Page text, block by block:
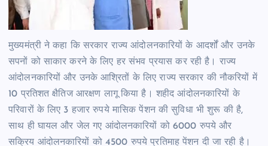
मुख्यमंत्री ने कहा कि सरकार राज्य आंदोलनकारियों के आदर्शों और उनके
सपनों को साकार करने के लिए हर संभव प्रयास कर रही है। राज्य
आंदोलनकारियों और उनके आश्रितों के लिए राज्य सरकार की नौकरियों में
10 प्रतिशत क्षैतिज आरक्षण लागू किया है। शहीद आंदोलनकारियों के
परिवारों के लिए 3 हजार रुपये मासिक पेंशन की सुविधा भी शुरू की है,
साथ ही घायल और जेल गए आंदोलनकारियों को 6000 रुपये और
सक्रिय आंदोलनकारियों को 4500 रुपये प्रतिमाह पेंशन दी जा रही है।